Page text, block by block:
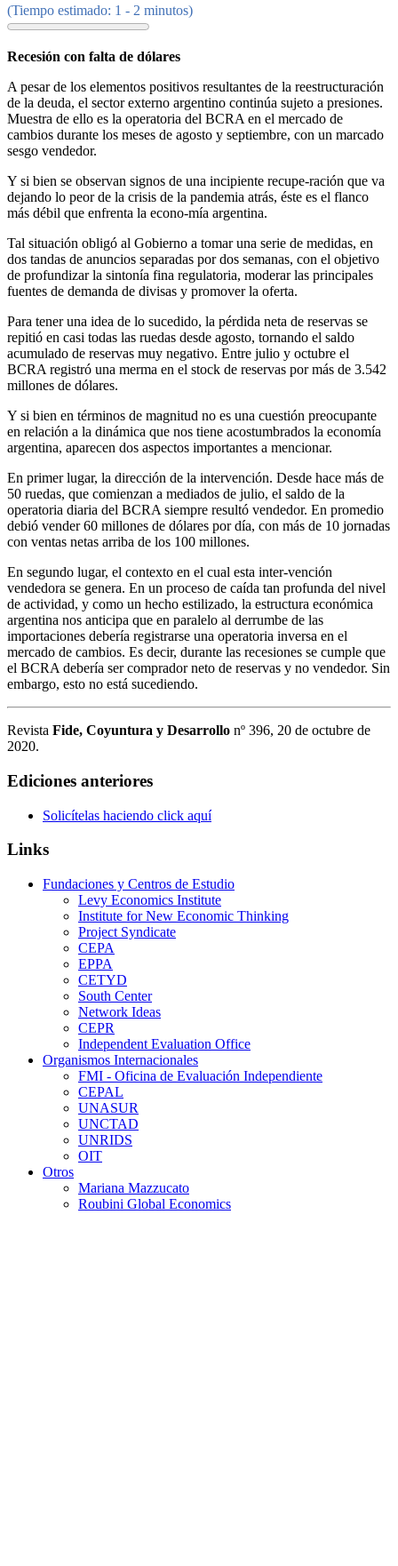
(Tiempo estimado: 1 - 2 minutos)
Recesión con falta de dólares
A pesar de los elementos positivos resultantes de la reestructuración
de la deuda, el sector externo argentino continúa sujeto a presiones.
Muestra de ello es la operatoria del BCRA en el mercado de
cambios durante los meses de agosto y septiembre, con un marcado
sesgo vendedor.
Y si bien se observan signos de una incipiente recupe-ración que va
dejando lo peor de la crisis de la pandemia atrás, éste es el flanco
más débil que enfrenta la econo-mía argentina.
Tal situación obligó al Gobierno a tomar una serie de medidas, en
dos tandas de anuncios separadas por dos semanas, con el objetivo
de profundizar la sintonía fina regulatoria, moderar las principales
fuentes de demanda de divisas y promover la oferta.
Para tener una idea de lo sucedido, la pérdida neta de reservas se
repitió en casi todas las ruedas desde agosto, tornando el saldo
acumulado de reservas muy negativo. Entre julio y octubre el
BCRA registró una merma en el stock de reservas por más de 3.542
millones de dólares.
Y si bien en términos de magnitud no es una cuestión preocupante
en relación a la dinámica que nos tiene acostumbrados la economía
argentina, aparecen dos aspectos importantes a mencionar.
En primer lugar, la dirección de la intervención. Desde hace más de
50 ruedas, que comienzan a mediados de julio, el saldo de la
operatoria diaria del BCRA siempre resultó vendedor. En promedio
debió vender 60 millones de dólares por día, con más de 10 jornadas
con ventas netas arriba de los 100 millones.
En segundo lugar, el contexto en el cual esta inter-vención
vendedora se genera. En un proceso de caída tan profunda del nivel
de actividad, y como un hecho estilizado, la estructura económica
argentina nos anticipa que en paralelo al derrumbe de las
importaciones debería registrarse una operatoria inversa en el
mercado de cambios. Es decir, durante las recesiones se cumple que
el BCRA debería ser comprador neto de reservas y no vendedor. Sin
embargo, esto no está sucediendo.
Revista Fide, Coyuntura y Desarrollo nº 396, 20 de octubre de
2020.
Ediciones anteriores
Solicítelas haciendo click aquí
Links
Fundaciones y Centros de Estudio
Levy Economics Institute
Institute for New Economic Thinking
Project Syndicate
CEPA
EPPA
CETYD
South Center
Network Ideas
CEPR
Independent Evaluation Office
Organismos Internacionales
FMI - Oficina de Evaluación Independiente
CEPAL
UNASUR
UNCTAD
UNRIDS
OIT
Otros
Mariana Mazzucato
Roubini Global Economics